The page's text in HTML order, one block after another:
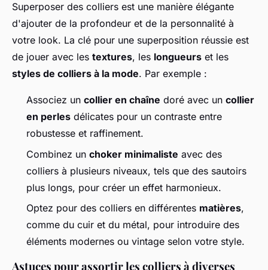
Superposer des colliers est une manière élégante
d'ajouter de la profondeur et de la personnalité à
votre look. La clé pour une superposition réussie est
de jouer avec les textures, les longueurs et les
styles de colliers à la mode. Par exemple :
Associez un collier en chaîne doré avec un collier
en perles délicates pour un contraste entre
robustesse et raffinement.
Combinez un choker minimaliste avec des
colliers à plusieurs niveaux, tels que des sautoirs
plus longs, pour créer un effet harmonieux.
Optez pour des colliers en différentes matières,
comme du cuir et du métal, pour introduire des
éléments modernes ou vintage selon votre style.
Astuces pour assortir les colliers à diverses